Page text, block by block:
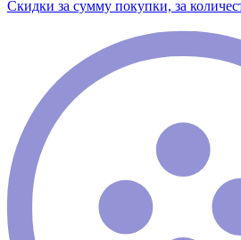
Скидки за сумму покупки, за